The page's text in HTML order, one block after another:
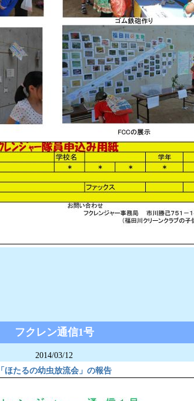
フクレン通信1号
2014/03/12
「ほたるの幼虫放流会」の報告